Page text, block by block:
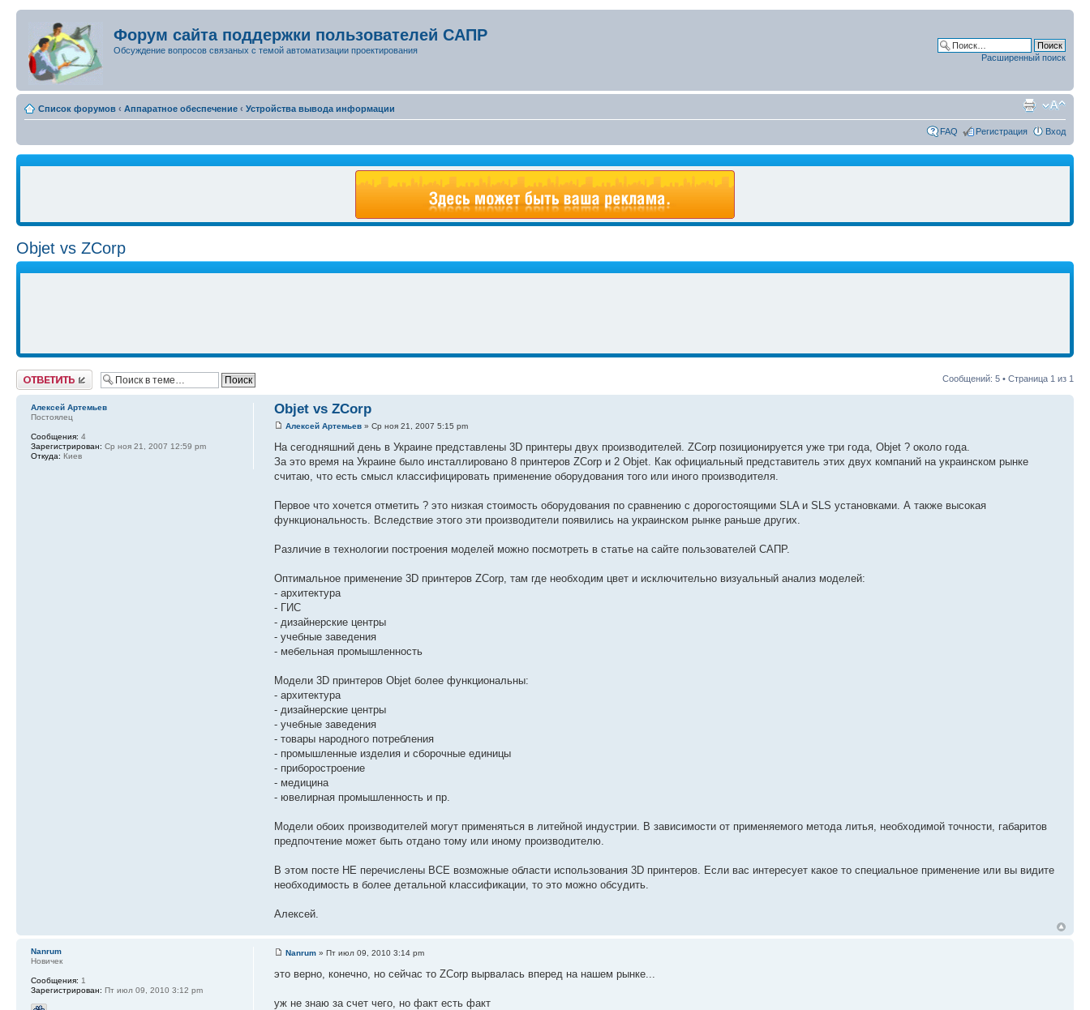
Форум сайта поддержки пользователей САПР
Обсуждение вопросов связаных с темой автоматизации проектирования
Расширенный поиск
Список форумов ‹ Аппаратное обеспечение ‹ Устройства вывода информации
FAQ Регистрация Вход
Objet vs ZCorp
Ответить Сообщений: 5 • Страница 1 из 1
Objet vs ZCorp
Алексей Артемьев » Ср ноя 21, 2007 5:15 pm
На сегодняшний день в Украине представлены 3D принтеры двух производителей. ZCorp позиционируется уже три года, Objet ? около года.
За это время на Украине было инсталлировано 8 принтеров ZCorp и 2 Objet. Как официальный представитель этих двух компаний на украинском рынке
считаю, что есть смысл классифицировать применение оборудования того или иного производителя.
Первое что хочется отметить ? это низкая стоимость оборудования по сравнению с дорогостоящими SLA и SLS установками. А также высокая
функциональность. Вследствие этого эти производители появились на украинском рынке раньше других.
Различие в технологии построения моделей можно посмотреть в статье на сайте пользователей САПР.
Оптимальное применение 3D принтеров ZCorp, там где необходим цвет и исключительно визуальный анализ моделей:
- архитектура
- ГИС
- дизайнерские центры
- учебные заведения
- мебельная промышленность
Модели 3D принтеров Objet более функциональны:
- архитектура
- дизайнерские центры
- учебные заведения
- товары народного потребления
- промышленные изделия и сборочные единицы
- приборостроение
- медицина
- ювелирная промышленность и пр.
Модели обоих производителей могут применяться в литейной индустрии. В зависимости от применяемого метода литья, необходимой точности, габаритов
предпочтение может быть отдано тому или иному производителю.
В этом посте НЕ перечислены ВСЕ возможные области использования 3D принтеров. Если вас интересует какое то специальное применение или вы видите
необходимость в более детальной классификации, то это можно обсудить.
Алексей.
Алексей Артемьев
Постоялец
Сообщения: 4
Зарегистрирован: Ср ноя 21, 2007 12:59 pm
Откуда: Киев
Nanrum » Пт июл 09, 2010 3:14 pm
это верно, конечно, но сейчас то ZCorp вырвалась вперед на нашем рынке...
уж не знаю за счет чего, но факт есть факт
Nanrum
Новичек
Сообщения: 1
Зарегистрирован: Пт июл 09, 2010 3:12 pm